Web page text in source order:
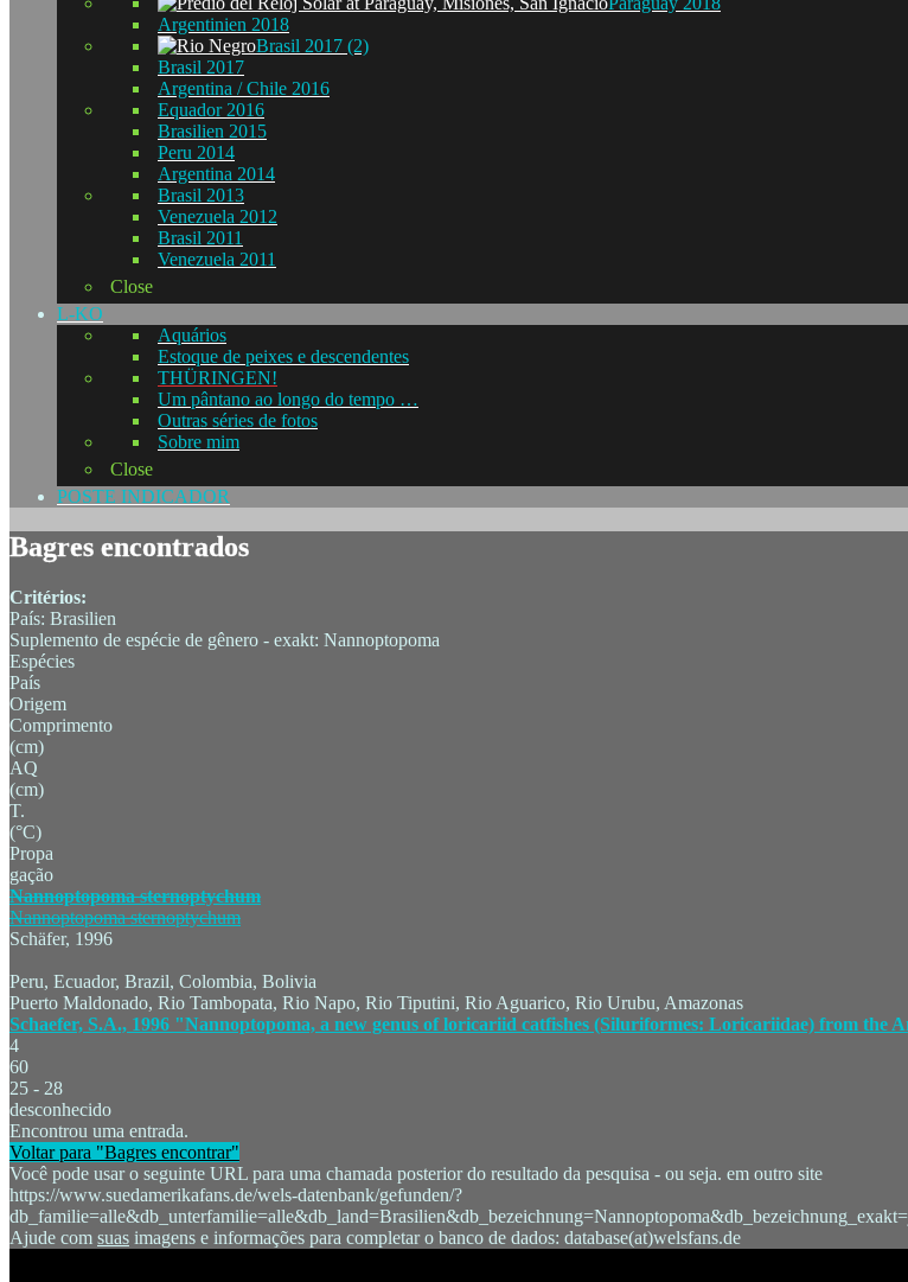
Argentinien 2018
Brasil 2017 (2)
Brasil 2017
Argentina / Chile 2016
Equador 2016
Brasilien 2015
Peru 2014
Argentina 2014
Brasil 2013
Venezuela 2012
Brasil 2011
Venezuela 2011
Close
L-KO
Aquários
Estoque de peixes e descendentes
THÜRINGEN!
Um pântano ao longo do tempo …
Outras séries de fotos
Sobre mim
Close
POSTE INDICADOR
Bagres encontrados
Critérios:
País: Brasilien
Suplemento de espécie de gênero - exakt: Nannoptopoma
Espécies
País
Origem
Comprimento
(cm)
AQ
(cm)
T.
(°C)
Propa
gação
Nannoptopoma sternoptychum
Nannoptopoma sternoptychum
Schäfer, 1996
Peru, Ecuador, Brazil, Colombia, Bolivia
Puerto Maldonado, Rio Tambopata, Rio Napo, Rio Tiputini, Rio Aguarico, Rio Urubu, Amazonas
Schaefer, S.A., 1996 "Nannoptopoma, a new genus of loricariid catfishes (Siluriformes: Loricariidae) from the
4
60
25 - 28
desconhecido
Encontrou uma entrada.
Voltar para "Bagres encontrar"
Você pode usar o seguinte URL para uma chamada posterior do resultado da pesquisa - ou seja. em outro site
https://www.suedamerikafans.de/wels-datenbank/gefunden/?
Ajude com suas imagens e informações para completar o banco de dados: database(at)welsfans.de